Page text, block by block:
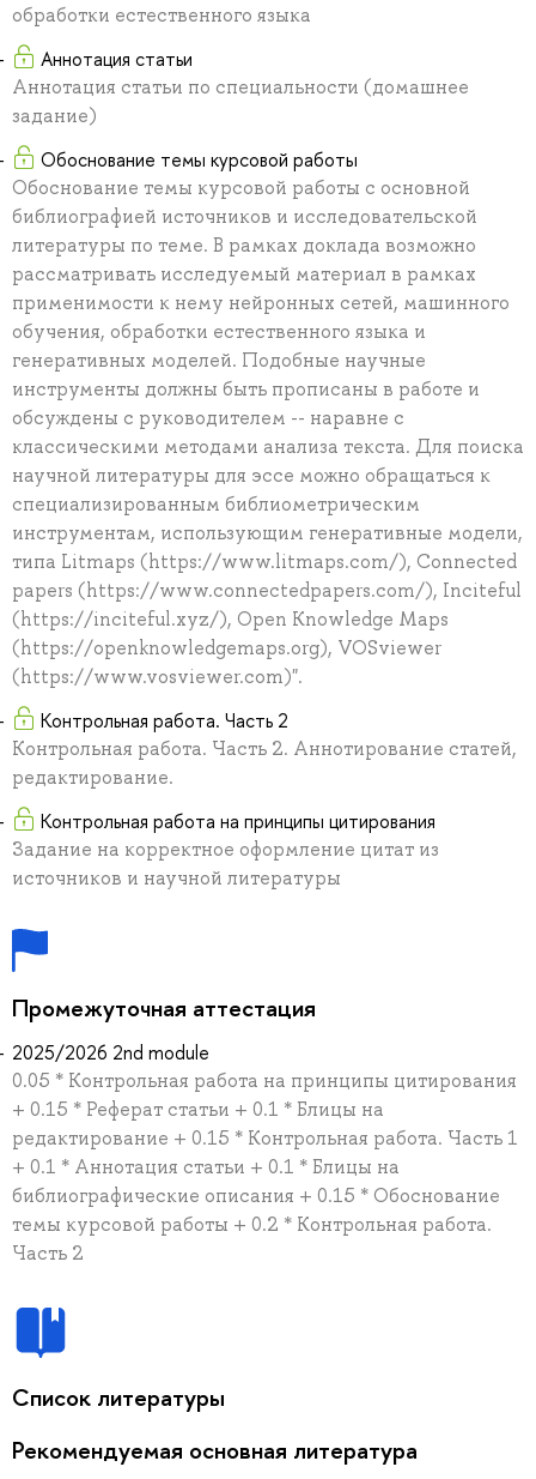
обработки естественного языка
Аннотация статьи
Аннотация статьи по специальности (домашнее
задание)
Обоснование темы курсовой работы
Обоснование темы курсовой работы с основной
библиографией источников и исследовательской
литературы по теме. В рамках доклада возможно
рассматривать исследуемый материал в рамках
применимости к нему нейронных сетей, машинного
обучения, обработки естественного языка и
генеративных моделей. Подобные научные
инструменты должны быть прописаны в работе и
обсуждены с руководителем -- наравне с
классическими методами анализа текста. Для поиска
научной литературы для эссе можно обращаться к
специализированным библиометрическим
инструментам, использующим генеративные модели,
типа Litmaps (https://www.litmaps.com/), Connected
papers (https://www.connectedpapers.com/), Inciteful
(https://inciteful.xyz/), Open Knowledge Maps
(https://openknowledgemaps.org), VOSviewer
(https://www.vosviewer.com)".
Контрольная работа. Часть 2
Контрольная работа. Часть 2. Аннотирование статей,
редактирование.
Контрольная работа на принципы цитирования
Задание на корректное оформление цитат из
источников и научной литературы
Промежуточная аттестация
2025/2026 2nd module
0.05 * Контрольная работа на принципы цитирования
+ 0.15 * Реферат статьи + 0.1 * Блицы на
редактирование + 0.15 * Контрольная работа. Часть 1
+ 0.1 * Аннотация статьи + 0.1 * Блицы на
библиографические описания + 0.15 * Обоснование
темы курсовой работы + 0.2 * Контрольная работа.
Часть 2
Список литературы
Рекомендуемая основная литература